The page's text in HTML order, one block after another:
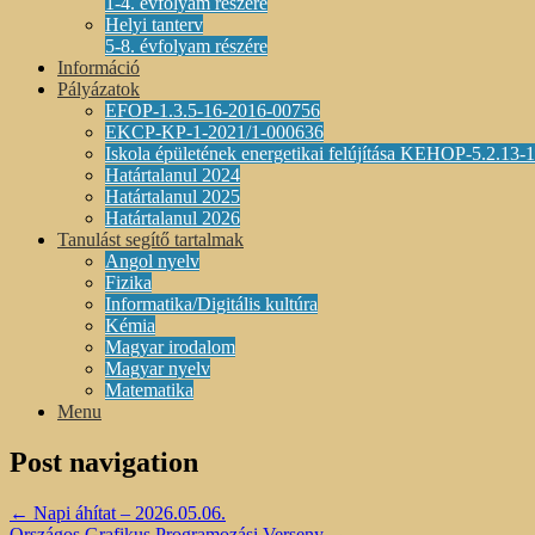
Helyi tanterv
5-8. évfolyam részére
Információ
Pályázatok
EFOP-1.3.5-16-2016-00756
EKCP-KP-1-2021/1-000636
Iskola épületének energetikai felújítása KEHOP-5.2.13-
Határtalanul 2024
Határtalanul 2025
Határtalanul 2026
Tanulást segítő tartalmak
Angol nyelv
Fizika
Informatika/Digitális kultúra
Kémia
Magyar irodalom
Magyar nyelv
Matematika
Menu
Post navigation
← Napi áhítat – 2026.05.06.